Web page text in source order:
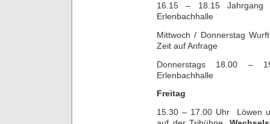
16.15 – 18.15
Erlenbachhalle
Mittwoch / Donnerstag
Zeit auf Anfrage
Donnerstags 18.00 –
Erlenbachhalle
Freitag
15.30 – 17.00 Uhr Löwen